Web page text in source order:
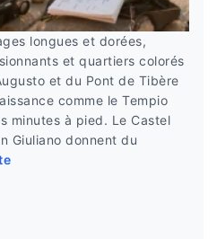
longues et dorées,
et quartiers colorés
et du Pont de Tibère
comme le Tempio
minutes à pied. Le Castel
Giuliano donnent du